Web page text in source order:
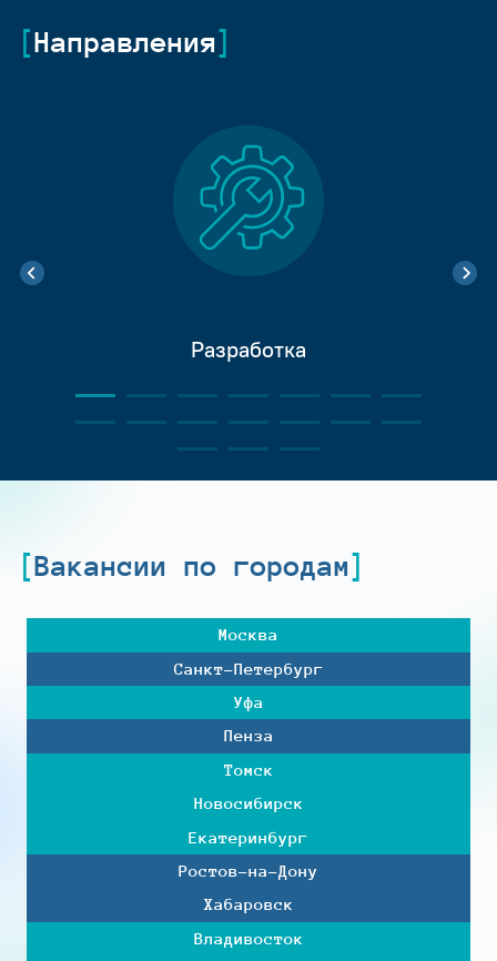
Направления
Разработка
Вакансии по городам
Москва
Санкт-Петербург
Уфа
Пенза
Томск
Новосибирск
Екатеринбург
Ростов-на-Дону
Хабаровск
Владивосток